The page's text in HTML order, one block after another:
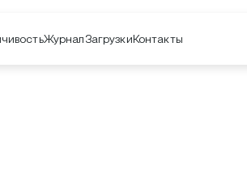
ЖурналЗагрузкиКонтакты